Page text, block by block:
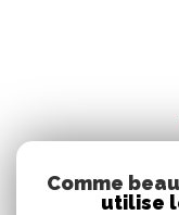
Comme
utilise